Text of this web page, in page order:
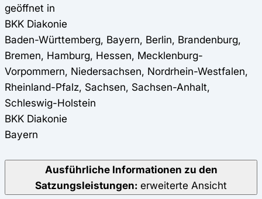
geöffnet in
BKK Diakonie
Baden-Württemberg, Bayern, Berlin, Brandenburg,
Bremen, Hamburg, Hessen, Mecklenburg-
Vorpommern, Niedersachsen, Nordrhein-Westfalen,
Rheinland-Pfalz, Sachsen, Sachsen-Anhalt,
Schleswig-Holstein
BKK Diakonie
Bayern
Ausführliche Informationen zu den
Satzungsleistungen: erweiterte Ansicht